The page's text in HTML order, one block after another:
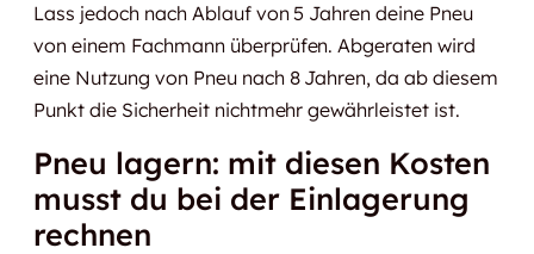
Lass jedoch nach Ablauf von 5 Jahren deine Pneu
von einem Fachmann überprüfen. Abgeraten wird
eine Nutzung von Pneu nach 8 Jahren, da ab diesem
Punkt die Sicherheit nichtmehr gewährleistet ist.
Pneu lagern: mit diesen Kosten
musst du bei der Einlagerung
rechnen